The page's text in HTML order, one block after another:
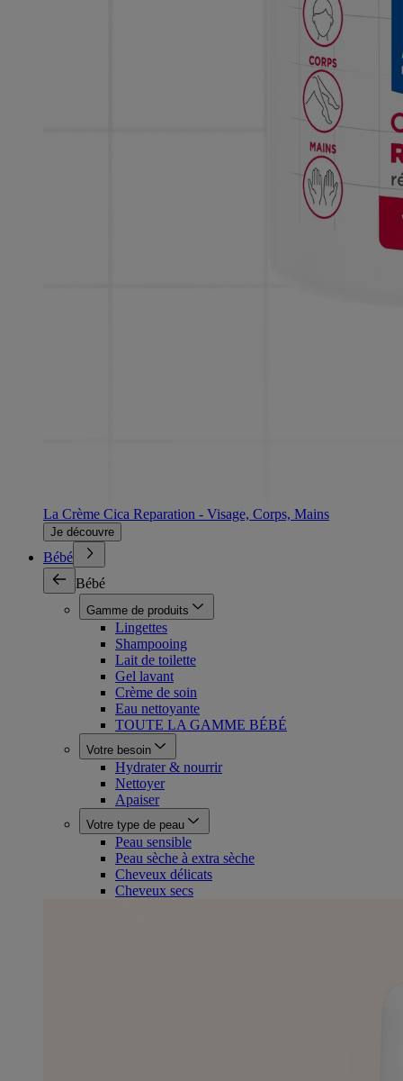
La Crème Cica Reparation - Visage, Corps, Mains
Je découvre
Bébé
Bébé
Gamme de produits
Lingettes
Shampooing
Lait de toilette
Gel lavant
Crème de soin
Eau nettoyante
TOUTE LA GAMME BÉBÉ
Votre besoin
Hydrater & nourrir
Nettoyer
Apaiser
Votre type de peau
Peau sensible
Peau sèche à extra sèche
Cheveux délicats
Cheveux secs